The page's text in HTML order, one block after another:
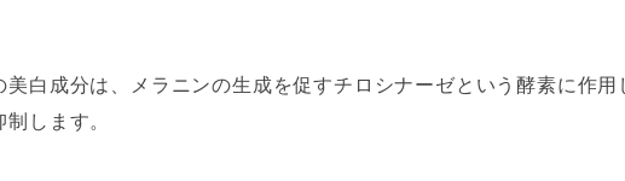
美白成分は、メラニンの生成を促すチロシナーゼという酵素に作用
します。